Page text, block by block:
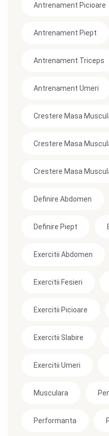
Antrenament Picioare
Antrenament Piept
Antrenament Triceps
Antrenament Umeri
Crestere Masa
Crestere Masa
Crestere Masa
Definire Abdomen
Definire Piept
Exercitii Abdomen
Exercitii Fesieri
Exercitii Picioare
Exercitii Slabire
Exercitii Umeri
Musculara
Performanta